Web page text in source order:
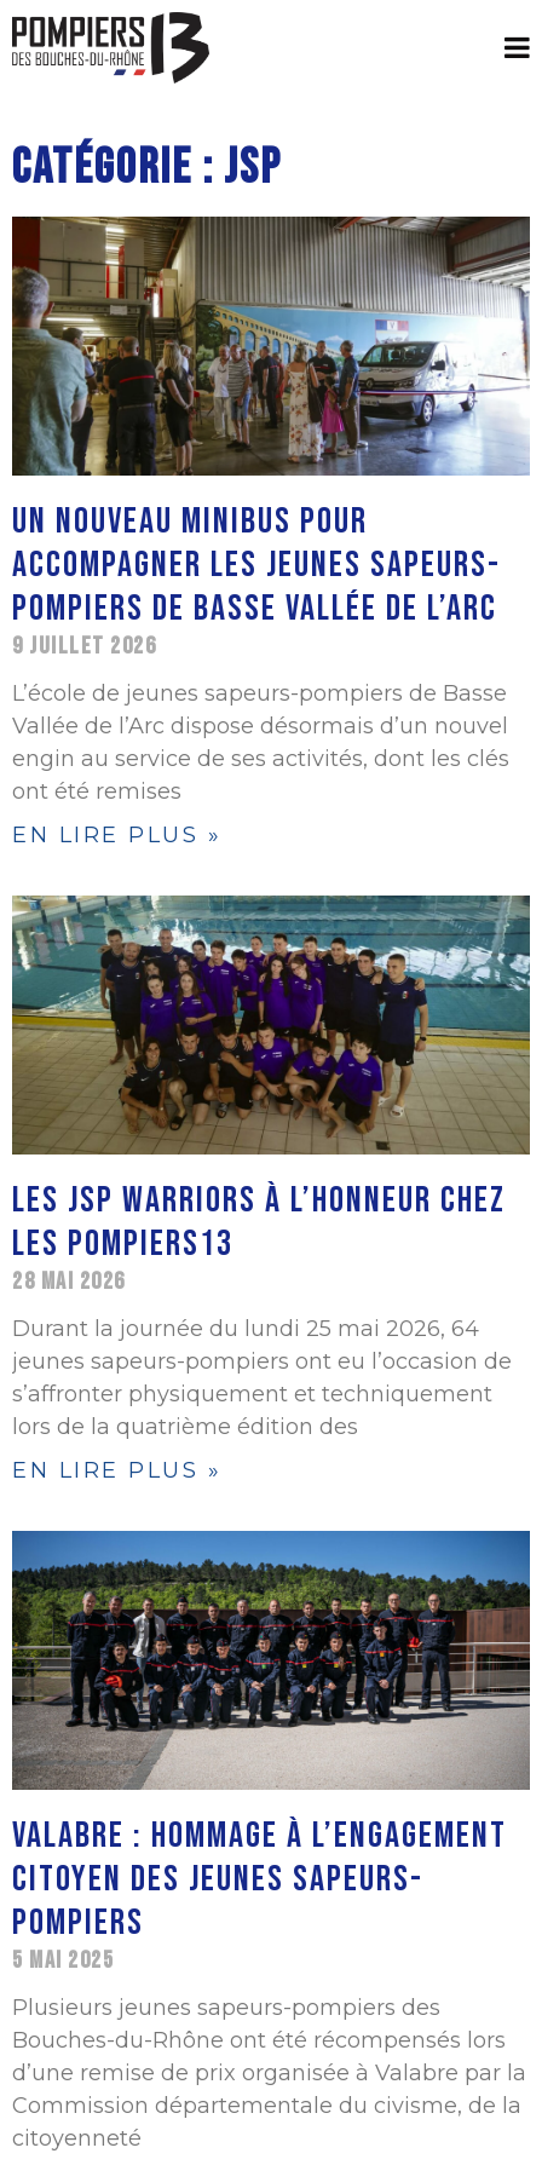
Catégorie : JSP
UN NOUVEAU MINIBUS POUR
ACCOMPAGNER LES JEUNES SAPEURS-
POMPIERS DE BASSE VALLÉE DE L’ARC
9 JUILLET 2026
L’école de jeunes sapeurs-pompiers de Basse
Vallée de l’Arc dispose désormais d’un nouvel
engin au service de ses activités, dont les clés
ont été remises
EN LIRE PLUS »
LES JSP WARRIORS À L’HONNEUR CHEZ
LES POMPIERS13
28 MAI 2026
Durant la journée du lundi 25 mai 2026, 64
jeunes sapeurs-pompiers ont eu l’occasion de
s’affronter physiquement et techniquement
lors de la quatrième édition des
EN LIRE PLUS »
VALABRE : HOMMAGE À L’ENGAGEMENT
CITOYEN DES JEUNES SAPEURS-
POMPIERS
5 MAI 2025
Plusieurs jeunes sapeurs-pompiers des
Bouches-du-Rhône ont été récompensés lors
d’une remise de prix organisée à Valabre par la
Commission départementale du civisme, de la
citoyenneté